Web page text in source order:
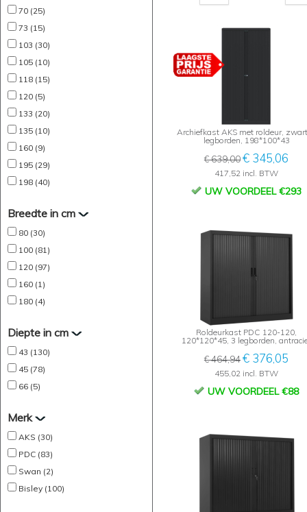
70 (25)
73 (15)
103 (30)
105 (10)
118 (15)
120 (5)
133 (20)
135 (10)
160 (9)
195 (29)
198 (40)
Breedte in cm
80 (30)
100 (81)
120 (97)
160 (1)
180 (4)
Diepte in cm
43 (130)
45 (78)
66 (5)
Merk
AKS (30)
PDC (83)
Swan (2)
Bisley (100)
Archiefkast AKS met roldeur,
legborden, 198*100*43
€ 639,00€ 345,06
417,52 incl. BTW
UW VOORDEEL €293
Roldeurkast PDC 120-120,
120*120*45, 3 legborden,
€ 464,94€ 376,05
455,02 incl. BTW
UW VOORDEEL €88